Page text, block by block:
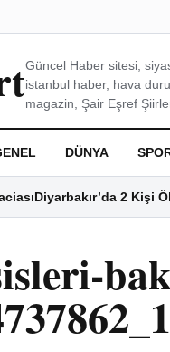
Güncel Haber sitesi,
istanbul haber, hava
magazin, Şair Eşref
DÜNYA
Diyarbakır’da 2 Kişi